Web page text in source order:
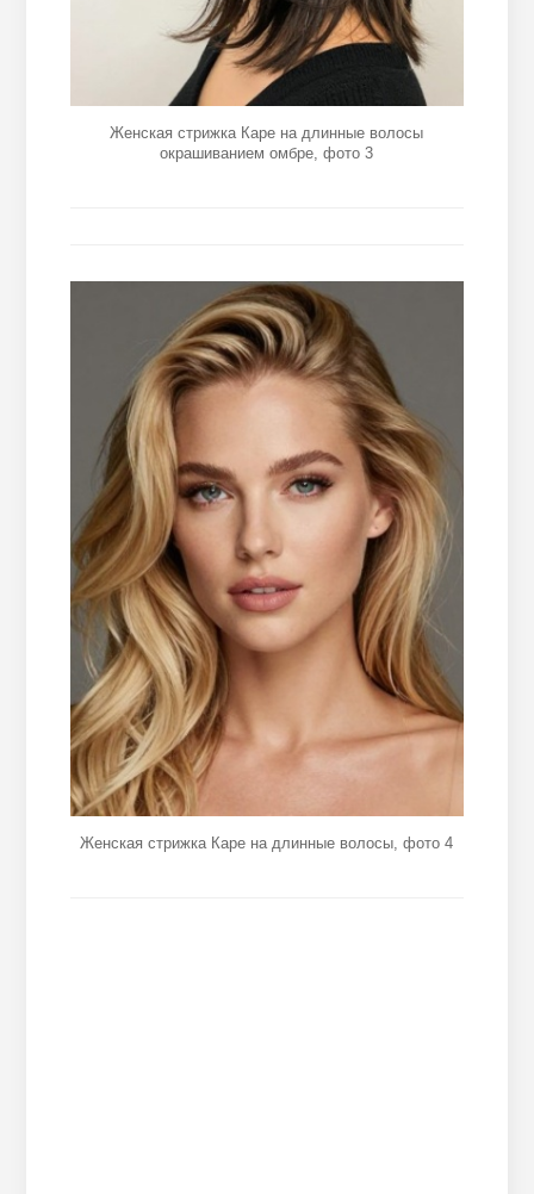
Женская стрижка Каре на длинные волосы
окрашиванием омбре, фото 3
Женская стрижка Каре на длинные волосы, фото 4